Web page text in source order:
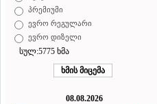
პრემიუმი
ევრო რეგულარი
ევრო დიზელი
სულ:5775 ხმა
08.08.2026